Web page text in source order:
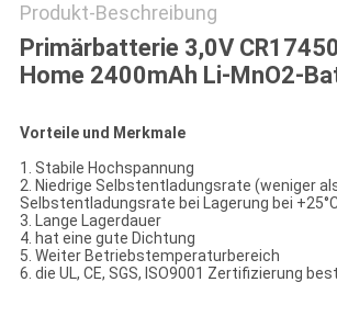
Produkt-Beschreibung
Primärbatterie 3,0V
Home 2400mAh Li-MnO2-
Vorteile und Merkmale
1. Stabile Hochspannung
2. Niedrige Selbstentladungsrate (weniger
Selbstentladungsrate bei Lagerung bei
3. Lange Lagerdauer
4. hat eine gute Dichtung
5. Weiter Betriebstemperaturbereich
6. die UL, CE, SGS, ISO9001 Zertifizierung